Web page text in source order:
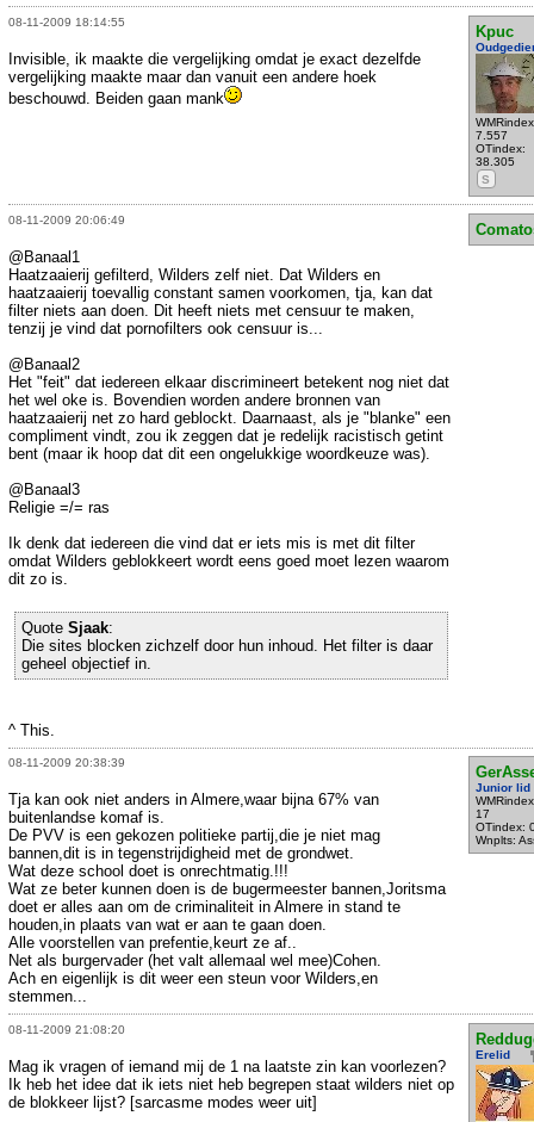
08-11-2009 18:14:55
Kpuc
7.557
OTindex:
38.305
S
Invisible, ik maakte die vergelijking omdat je exact dezelfde
vergelijking maakte maar dan vanuit een andere hoek
beschouwd. Beiden gaan mank
08-11-2009 20:06:49
@Banaal1
Haatzaaierij gefilterd, Wilders zelf niet. Dat Wilders en
haatzaaierij toevallig constant samen voorkomen, tja, kan dat
filter niets aan doen. Dit heeft niets met censuur te maken,
tenzij je vind dat pornofilters ook censuur is...
@Banaal2
Het "feit" dat iedereen elkaar discrimineert betekent nog niet dat
het wel oke is. Bovendien worden andere bronnen van
haatzaaierij net zo hard geblockt. Daarnaast, als je "blanke" een
compliment vindt, zou ik zeggen dat je redelijk racistisch getint
bent (maar ik hoop dat dit een ongelukkige woordkeuze was).
@Banaal3
Religie =/= ras
Ik denk dat iedereen die vind dat er iets mis is met dit filter
omdat Wilders geblokkeert wordt eens goed moet lezen waarom
dit zo is.
Quote Sjaak:
Die sites blocken zichzelf door hun inhoud. Het filter is daar
geheel objectief in.
^ This.
08-11-2009 20:38:39
Junior lid
17
OTindex:
Wnplts:
Tja kan ook niet anders in Almere,waar bijna 67% van
buitenlandse komaf is.
De PVV is een gekozen politieke partij,die je niet mag
bannen,dit is in tegenstrijdigheid met de grondwet.
Wat deze school doet is onrechtmatig.!!!
Wat ze beter kunnen doen is de bugermeester bannen,Joritsma
doet er alles aan om de criminaliteit in Almere in stand te
houden,in plaats van wat er aan te gaan doen.
Alle voorstellen van prefentie,keurt ze af..
Net als burgervader (het valt allemaal wel mee)Cohen.
Ach en eigenlijk is dit weer een steun voor Wilders,en
stemmen...
08-11-2009 21:08:20
Erelid
Mag ik vragen of iemand mij de 1 na laatste zin kan voorlezen?
Ik heb het idee dat ik iets niet heb begrepen staat wilders niet op
de blokkeer lijst? [sarcasme modes weer uit]